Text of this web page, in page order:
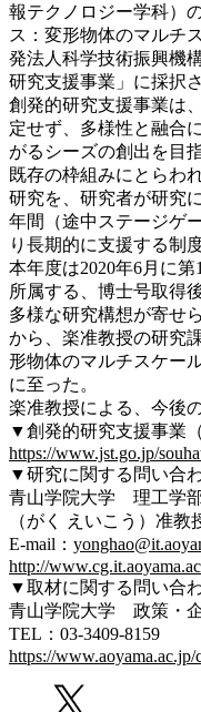
報テクノロジー学科）
ス：変形物体のマルチ
発法人科学技術振興機
研究支援事業」に採択さ
創発的研究支援事業は
定せず、多様性と融合
がるシーズの創出を目
既存の枠組みにとらわ
研究を、研究者が研究
年間（途中ステージゲ
り長期的に支援する制
本年度は2020年6月に
所属する、博士号取得
多様な研究構想が寄せ
から、楽准教授の研究
形物体のマルチスケー
に至った。
楽准教授による、今後
▼創発的研究支援事業
https://www.jst.go.jp/
▼研究に関する問い合
青山学院大学 理工学
（がく えいこう）准教
E-mail：
http://
▼取材に関する問い合
青山学院大学 政策・
TEL：03-3409-8159
https://